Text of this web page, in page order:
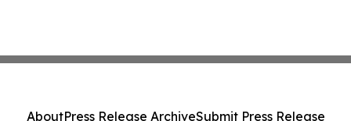
AboutPress Release ArchiveSubmit Press Release